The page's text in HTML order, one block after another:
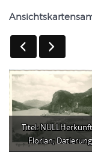
Titel:
Florian;